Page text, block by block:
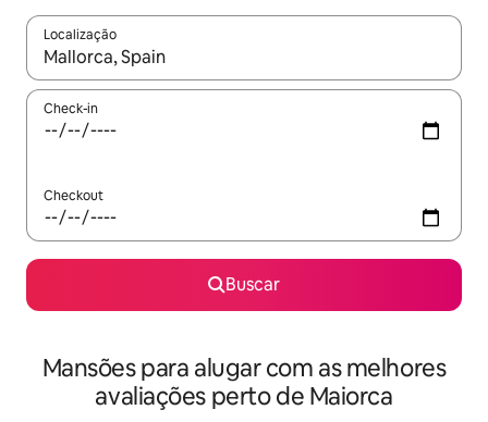
Localização
Quando os resultados estiverem disponíveis, explore-os
Check-in
Checkout
Buscar
Mansões para alugar com as melhores
avaliações perto de Maiorca